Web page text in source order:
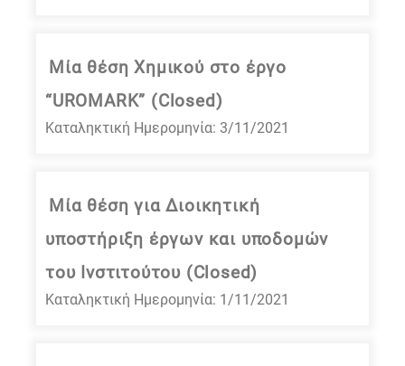
Μία θέση Χημικού στο έργο
“UROMARK” (Closed)
Καταληκτική Ημερομηνία: 3/11/2021
Μία θέση για Διοικητική
υποστήριξη έργων και υποδομών
του Ινστιτούτου (Closed)
Καταληκτική Ημερομηνία: 1/11/2021